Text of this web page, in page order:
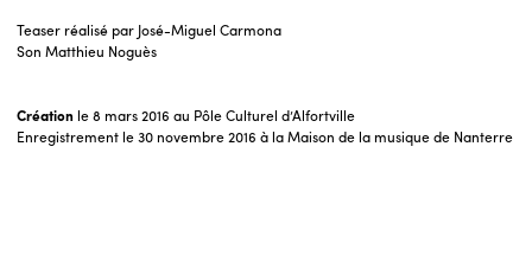
Teaser réalisé par José-Miguel Carmona
Son Matthieu Noguès
Création le 8 mars 2016 au Pôle Culturel d’Alfortville
Enregistrement le 30 novembre 2016 à la Maison de la musique de Nanterre